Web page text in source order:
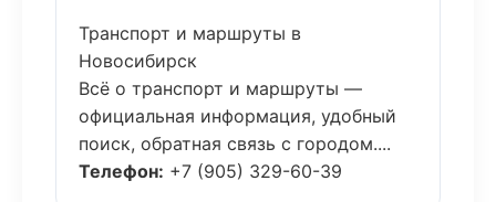
Транспорт и маршруты в
Новосибирск
Всё о транспорт и маршруты —
официальная информация, удобный
поиск, обратная связь с городом....
Телефон: +7 (905) 329-60-39